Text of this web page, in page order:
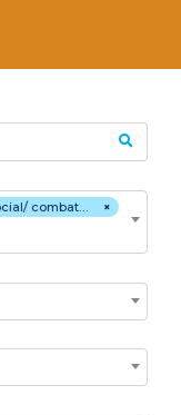
×
pobreza e fome